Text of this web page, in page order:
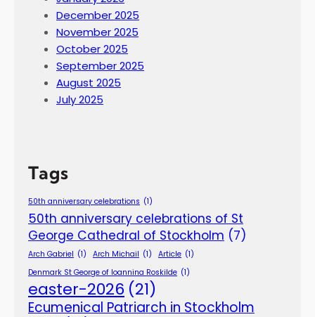
December 2025
November 2025
October 2025
September 2025
August 2025
July 2025
Tags
50th anniversary celebrations (1)
50th anniversary celebrations of St
George Cathedral of Stockholm (7)
Arch Gabriel (1) Arch Michail (1) Article (1)
Denmark St George of Ioannina Roskilde (1)
easter-2026 (21)
Ecumenical Patriarch in Stockholm